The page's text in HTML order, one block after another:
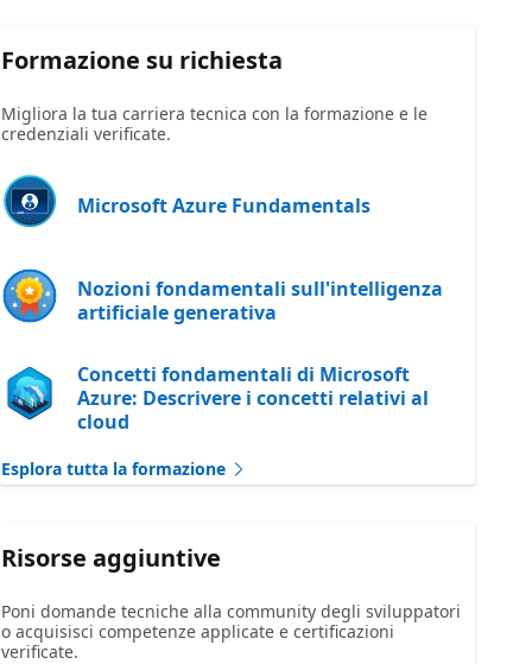
Formazione su richiesta
Migliora la tua carriera tecnica con la formazione e le
credenziali verificate.
Microsoft Azure Fundamentals
Nozioni fondamentali sull'intelligenza
artificiale generativa
Concetti fondamentali di Microsoft
Azure: Descrivere i concetti relativi al
cloud
Esplora tutta la formazione
Risorse aggiuntive
Poni domande tecniche alla community degli sviluppatori
o acquisisci competenze applicate e certificazioni
verificate.